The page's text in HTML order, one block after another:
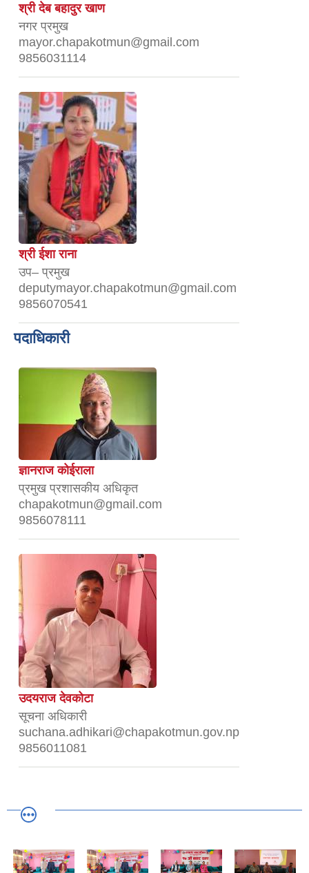
श्री देब बहादुर खाण
नगर प्रमुख
mayor.chapakotmun@gmail.com
9856031114
श्री ईशा राना
उप– प्रमुख
deputymayor.chapakotmun@gmail.com
9856070541
पदाधिकारी
ज्ञानराज कोईराला
प्रमुख प्रशासकीय अधिकृत
chapakotmun@gmail.com
9856078111
उदयराज देवकोटा
सूचना अधिकारी
suchana.adhikari@chapakotmun.gov.np
9856011081